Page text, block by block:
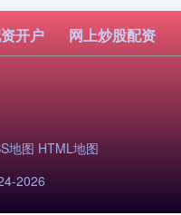
开户 网上炒股配资
地图 HTML地图
2026